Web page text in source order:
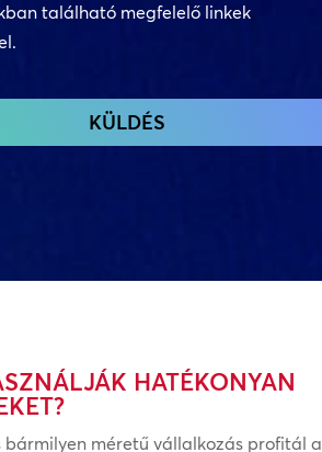
található megfelelő linkek
HATÉKONYAN
bármilyen méretű vállalkozás profitál a